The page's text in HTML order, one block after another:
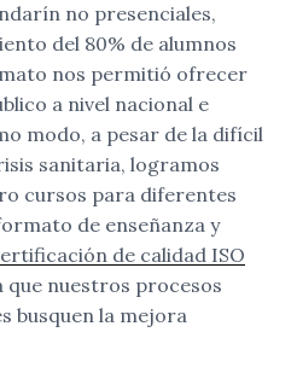
no presenciales,
del 80% de alumnos
nos permitió ofrecer
a nivel nacional e
modo, a pesar de la difícil
sanitaria, logramos
cursos para diferentes
de enseñanza y
de calidad ISO
que nuestros procesos
busquen la mejora